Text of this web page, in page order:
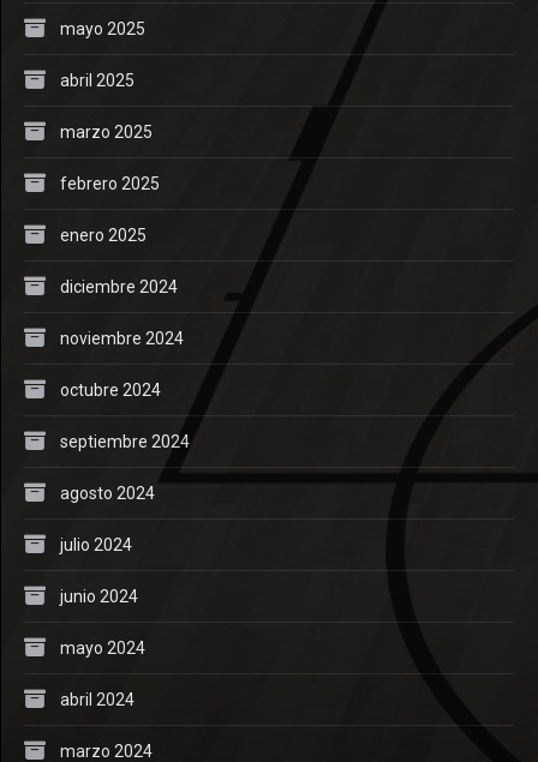
mayo 2025
abril 2025
marzo 2025
febrero 2025
enero 2025
diciembre 2024
noviembre 2024
octubre 2024
septiembre 2024
agosto 2024
julio 2024
junio 2024
mayo 2024
abril 2024
marzo 2024